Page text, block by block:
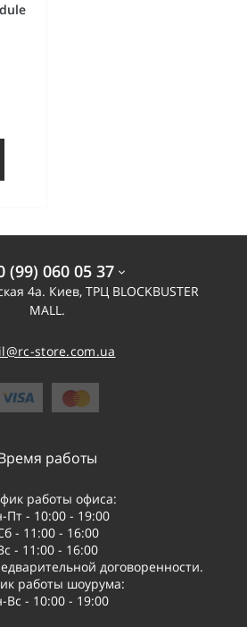
(99) 060 05 37
4а. Киев, ТРЦ BLOCKBUSTER
MALL.
store.com.ua
работы
работы офиса:
Пт - 10:00 - 19:00
- 11:00 - 16:00
- 11:00 - 16:00
договоренности.
работы шоурума:
Вс - 10:00 - 19:00